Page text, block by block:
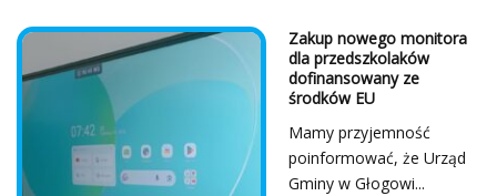
Z Serca Dziękujemy!
...